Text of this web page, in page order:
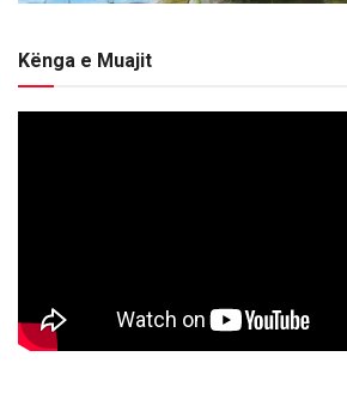
Kënga e Muajit